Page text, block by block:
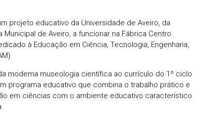
projeto educativo da Universidade de Aveiro, da
Municipal de Aveiro, a funcionar na Fábrica Centro
à Educação em Ciência, Tecnologia, Engenharia,
moderna museologia científica ao currículo do 1º ciclo
programa educativo que combina o trabalho prático e
em ciências com o ambiente educativo característico